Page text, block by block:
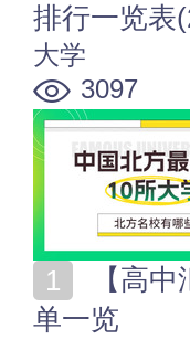
排行一览表
大学
3097
单一览